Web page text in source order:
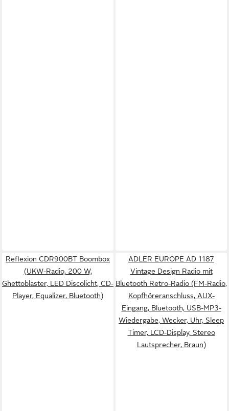
Reflexion CDR900BT Boombox
(UKW-Radio, 200 W,
Ghettoblaster, LED Discolicht, CD-
Player, Equalizer, Bluetooth)
ADLER EUROPE AD 1187
Vintage Design Radio mit
Bluetooth Retro-Radio (FM-Radio,
Kopfhöreranschluss, AUX-
Eingang, Bluetooth, USB-MP3-
Wiedergabe, Wecker, Uhr, Sleep
Timer, LCD-Display, Stereo
Lautsprecher, Braun)